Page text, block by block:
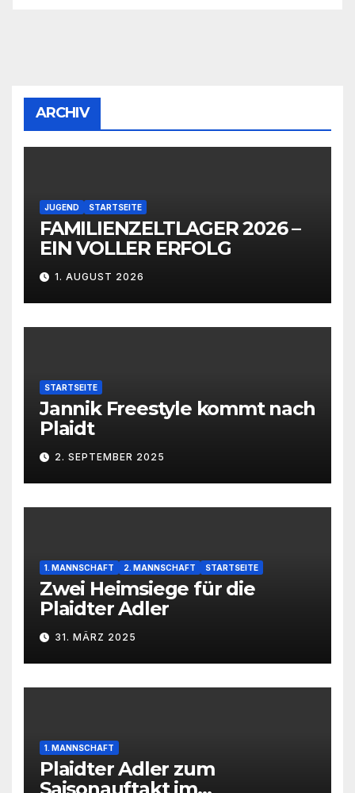
ARCHIV
JUGEND STARTSEITE
FAMILIENZELTLAGER 2026 –
EIN VOLLER ERFOLG
1. AUGUST 2026
STARTSEITE
Jannik Freestyle kommt nach
Plaidt
2. SEPTEMBER 2025
1. MANNSCHAFT 2. MANNSCHAFT STARTSEITE
Zwei Heimsiege für die
Plaidter Adler
31. MÄRZ 2025
1. MANNSCHAFT
Plaidter Adler zum